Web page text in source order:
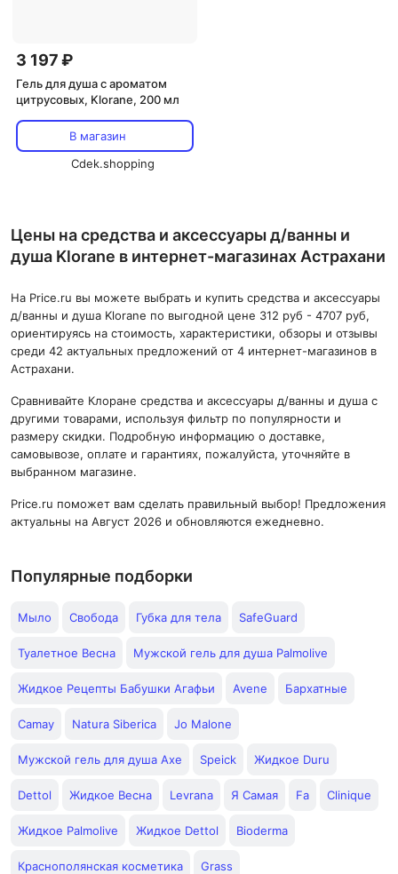
3 197 ₽
Гель для душа с ароматом
цитрусовых, Klorane, 200 мл
В магазин
Cdek.shopping
Цены на средства и аксессуары д/ванны и
душа Klorane в интернет-магазинах Астрахани
На Price.ru вы можете выбрать и купить средства и аксессуары
д/ванны и душа Klorane по выгодной цене 312 руб - 4707 руб,
ориентируясь на стоимость, характеристики, обзоры и отзывы
среди 42 актуальных предложений от 4 интернет-магазинов в
Астрахани.
Сравнивайте Клоране средства и аксессуары д/ванны и душа с
другими товарами, используя фильтр по популярности и
размеру скидки. Подробную информацию о доставке,
самовывозе, оплате и гарантиях, пожалуйста, уточняйте в
выбранном магазине.
Price.ru поможет вам сделать правильный выбор! Предложения
актуальны на Август 2026 и обновляются ежедневно.
Популярные подборки
Мыло Свобода Губка для тела SafeGuard
Туалетное Весна Мужской гель для душа Palmolive
Жидкое Рецепты Бабушки Агафьи Avene Бархатные
Camay Natura Siberica Jo Malone
Мужской гель для душа Axe Speick Жидкое Duru
Dettol Жидкое Весна Levrana Я Самая Fa Clinique
Жидкое Palmolive Жидкое Dettol Bioderma
Краснополянская косметика Grass